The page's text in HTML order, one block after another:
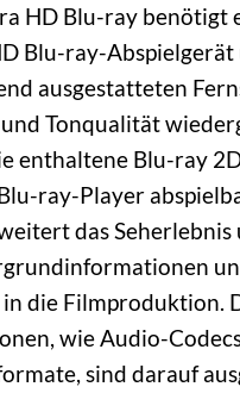
HD Blu-ray benötigt
Blu-ray-Abspielgerät
ausgestatteten
Tonqualität
enthaltene Blu-ray
ray-Player
das Seherlebnis
die Filmproduktion.
wie Audio-
sind darauf